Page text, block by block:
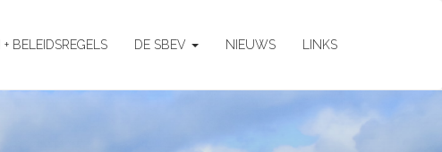
BELEIDSREGELS DE SBEV NIEUWS LINKS